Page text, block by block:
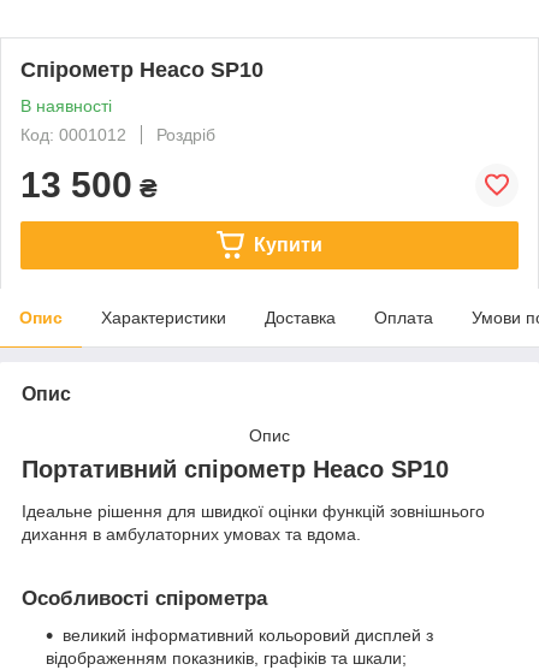
Спірометр Heaco SP10
В наявності
Код: 0001012
Роздріб
13 500 ₴
Купити
Опис Характеристики Доставка Оплата Умови
Опис
Опис
Портативний спірометр Heaco SP10
Ідеальне рішення для швидкої оцінки функцій зовнішнього
дихання в амбулаторних умовах та вдома.
Особливості спірометра
великий інформативний кольоровий дисплей з
відображенням показників, графіків та шкали;